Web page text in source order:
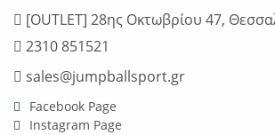
[OUTLET] 28ης Οκτωβρίου 47,
2310 851521
sales@jumpballsport.gr
Facebook Page
Instagram Page